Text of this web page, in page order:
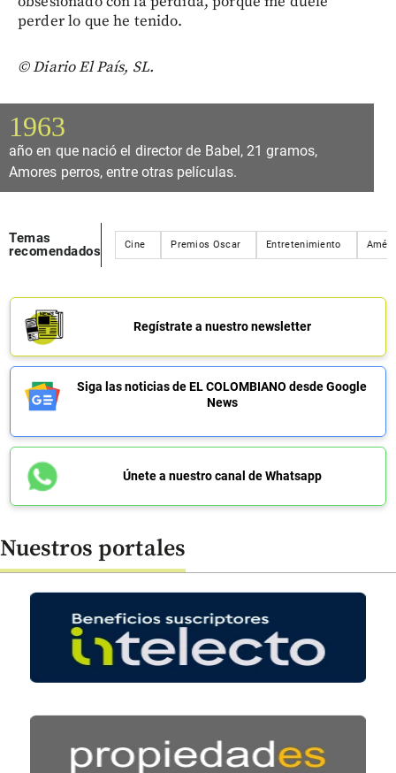
perder lo que he tenido.
© Diario El País, SL.
1963
año en que nació el director de Babel, 21 gramos,
Amores perros, entre otras películas.
Temas
recomendados
Cine Premios Oscar Entretenimiento
Regístrate a nuestro newsletter
Siga las noticias de EL COLOMBIANO desde Google
News
Únete a nuestro canal de Whatsapp
Nuestros portales